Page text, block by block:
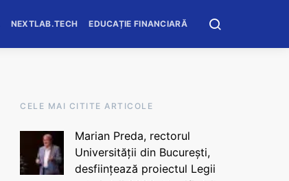
NEXTLAB.TECH EDUCAȚIE FINANCIARĂ
CELE MAI CITITE ARTICOLE
Marian Preda, rectorul
Universității din București,
desființează proiectul Legii